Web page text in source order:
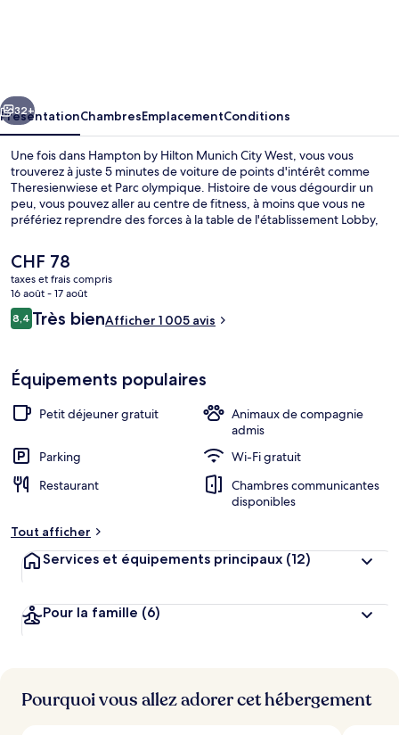
City
West
Suivant
32+
PrésentationChambresEmplacementConditions
Une fois dans Hampton by Hilton Munich City West, vous vous
trouverez à juste 5 minutes de voiture de points d'intérêt comme
Theresienwiese et Parc olympique. Histoire de vous dégourdir un
peu, vous pouvez aller au centre de fitness, à moins que vous ne
préfériez reprendre des forces à la table de l'établissement Lobby,
petits plus offerts sur place, on trouve un bar / salon et un snack-
bar/une épicerie fine. Sympa non ? Les autres voyageurs adorent le
personnel attentionné. Les transports publics se situent à une
courte distance à pied : Arrêt de tram Trappentreustraße est à 2 min
et Station Barthstraße, à 6 min.
Le
prix
actuel
est
de
CHF 78
taxes et frais compris
16 août - 17 août
Avis
voyageurs
8,48,4 sur 10
Très bienAfficher 1 005 avis
Équipements populaires
Petit déjeuner gratuit
Animaux de compagnie
admis
Parking
Wi-Fi gratuit
Restaurant
Chambres communicantes
disponibles
Tout afficher
Services et équipements principaux (12)
Pour la famille (6)
Pourquoi vous allez adorer cet hébergement